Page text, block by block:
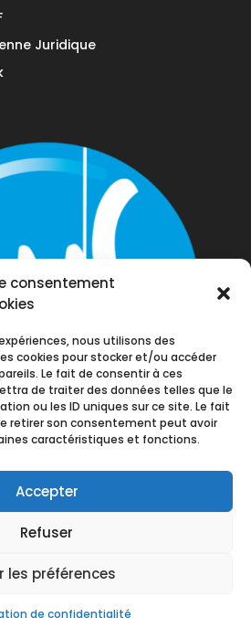
consentement
nous utilisons des
cookies pour stocker et/ou accéder
Le fait de consentir à ces
de traiter des données telles que le
ou les ID uniques sur ce site. Le fait
retirer son consentement peut avoir
caractéristiques et fonctions.
Accepter
Refuser
les préférences
de confidentialité
Juridique
IkenoGen